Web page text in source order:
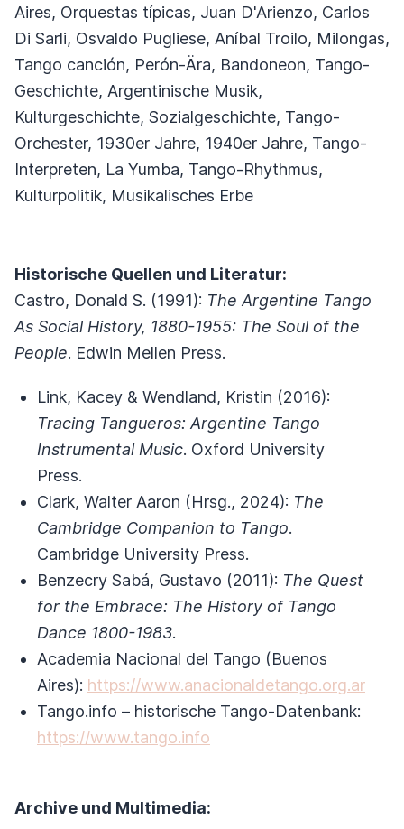
Aires, Orquestas típicas, Juan D'Arienzo, Carlos
Di Sarli, Osvaldo Pugliese, Aníbal Troilo, Milongas,
Tango canción, Perón-Ära, Bandoneon, Tango-
Geschichte, Argentinische Musik,
Kulturgeschichte, Sozialgeschichte, Tango-
Orchester, 1930er Jahre, 1940er Jahre, Tango-
Interpreten, La Yumba, Tango-Rhythmus,
Kulturpolitik, Musikalisches Erbe
Historische Quellen und Literatur:
Castro, Donald S. (1991): The Argentine Tango
As Social History, 1880-1955: The Soul of the
People. Edwin Mellen Press.
Link, Kacey & Wendland, Kristin (2016):
Tracing Tangueros: Argentine Tango
Instrumental Music. Oxford University
Press.
Clark, Walter Aaron (Hrsg., 2024): The
Cambridge Companion to Tango.
Cambridge University Press.
Benzecry Sabá, Gustavo (2011): The Quest
for the Embrace: The History of Tango
Dance 1800-1983.
Academia Nacional del Tango (Buenos
Aires): https://www.anacionaldetango.org.ar
Tango.info – historische Tango-Datenbank:
https://www.tango.info
Archive und Multimedia: